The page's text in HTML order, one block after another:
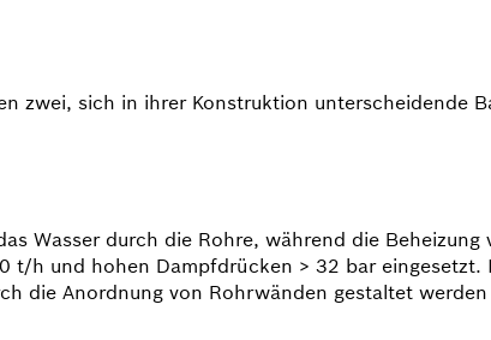
zwei, sich in ihrer Konstruktion unterscheidende
Wasser durch die Rohre, während die
t/h und hohen Dampfdrücken > 32 bar
die Anordnung von Rohrwänden gestaltet